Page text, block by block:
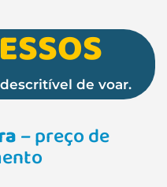
de voar.
– preço de